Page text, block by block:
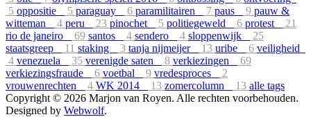
5 oppositie 5 paraguay 6 paramilitairen 7 paus 9 pauw &
witteman
4 peru 23 pinochet 5 politiegeweld 6 protest
21
rio de janeiro
69 santos 4 sendero 4 sloppenwijk
25
staatsgreep
11 staking 3 tanja nijmeijer 13 uribe 6 veiligheid
4 venezuela 35 verenigde saten 8 verkiezingen
69
verkiezingsfraude
6 voetbal 9 vredesproces
2
vrouwenrechten
4 WK 2014 13 zomercolumn 13 alle tags
Copyright © 2026 Marjon van Royen. Alle rechten voorbehouden.
Designed by Webwolf.